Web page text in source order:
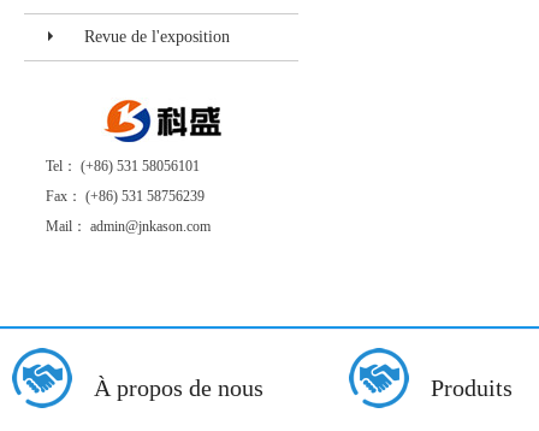
Revue de l'exposition
Tel： (+86) 531 58056101
Fax： (+86) 531 58756239
Mail： admin@jnkason.com
À propos de nous Produits